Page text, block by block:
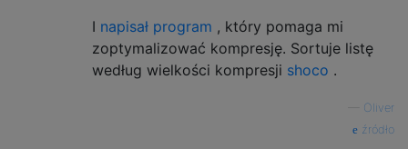
I napisał program , który pomaga mi
zoptymalizować kompresję. Sortuje listę
według wielkości kompresji shoco .
Oliver
źródło